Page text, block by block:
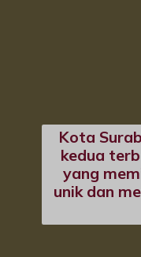
Kota
kedua
yang
unik dan